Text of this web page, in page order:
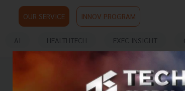
OUR SERVICE INNOV PROGRAM
AI HEALTHTECH EXEC INSIGHT